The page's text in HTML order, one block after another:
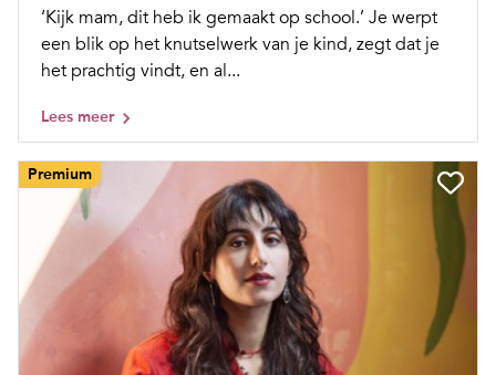
‘Kijk mam, dit heb ik gemaakt op school.’ Je werpt
een blik op het knutselwerk van je kind, zegt dat je
het prachtig vindt, en al...
Lees meer
Premium